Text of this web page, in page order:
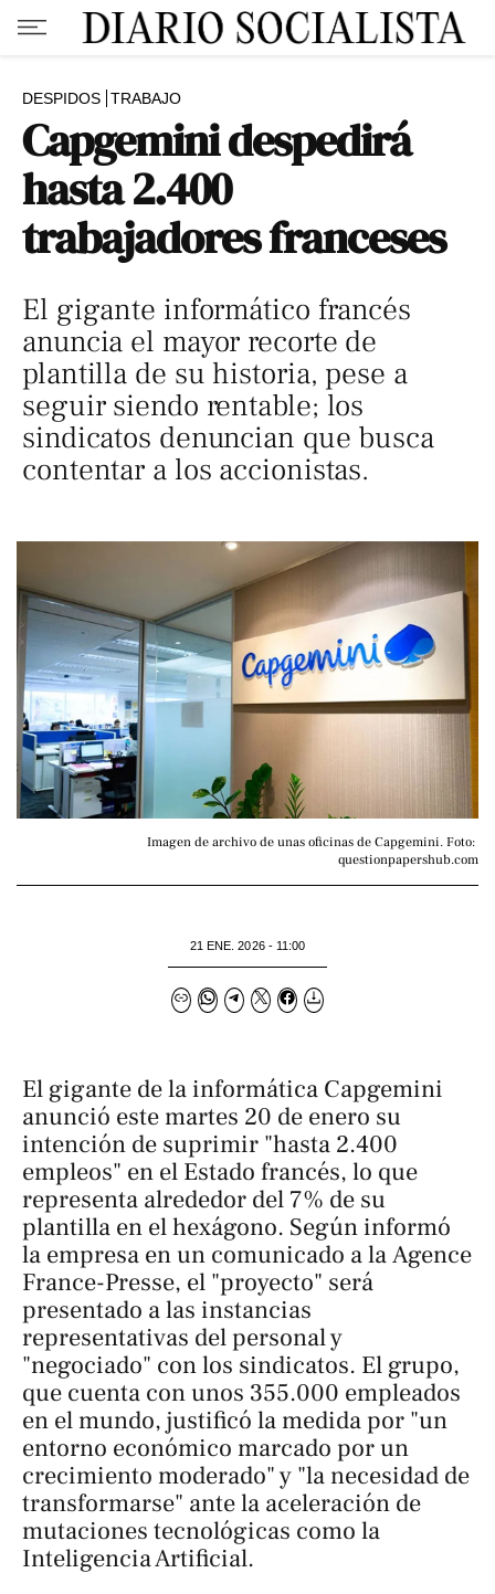
DESPIDOS TRABAJO
Capgemini despedirá
hasta 2.400
trabajadores franceses
El gigante informático francés
anuncia el mayor recorte de
plantilla de su historia, pese a
seguir siendo rentable; los
sindicatos denuncian que busca
contentar a los accionistas.
Imagen de archivo de unas oficinas de Capgemini. Foto:
questionpapershub.com
21 ENE. 2026 - 11:00
El gigante de la informática Capgemini
anunció este martes 20 de enero su
intención de suprimir "hasta 2.400
empleos" en el Estado francés, lo que
representa alrededor del 7% de su
plantilla en el hexágono. Según informó
la empresa en un comunicado a laAgence
France-Presse, el "proyecto" será
presentado a las instancias
representativas del personal y
"negociado" con los sindicatos. El grupo,
que cuenta con unos 355.000 empleados
en el mundo, justificó la medida por "un
entorno económico marcado por un
crecimiento moderado" y "la necesidad de
transformarse" ante la aceleración de
mutaciones tecnológicas como la
Inteligencia Artificial.